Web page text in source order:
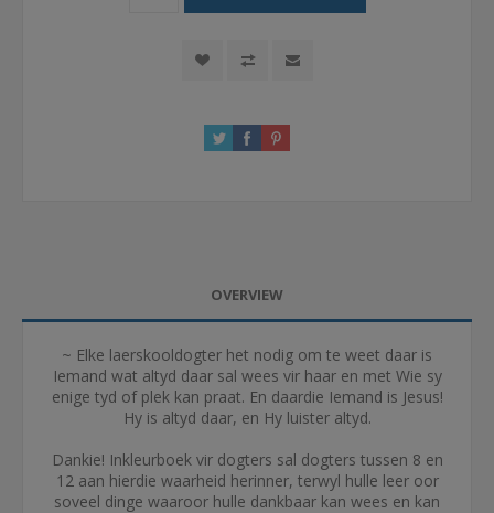
OVERVIEW
~ Elke laerskooldogter het nodig om te weet daar is
Iemand wat altyd daar sal wees vir haar en met Wie sy
enige tyd of plek kan praat. En daardie Iemand is Jesus!
Hy is altyd daar, en Hy luister altyd.
Dankie! Inkleurboek vir dogters sal dogters tussen 8 en
12 aan hierdie waarheid herinner, terwyl hulle leer oor
soveel dinge waaroor hulle dankbaar kan wees en kan